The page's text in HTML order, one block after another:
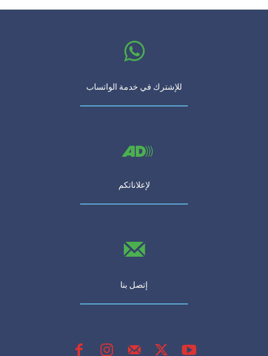
للإشترك في خدمة الواتساب
لإعلاناتكم
إتصل بنا